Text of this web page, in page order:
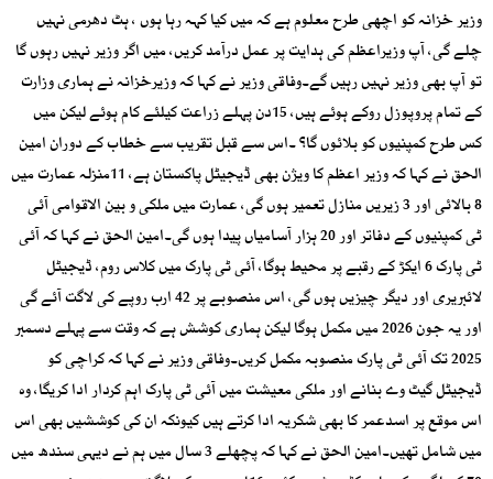
وزیر خزانہ کو اچھی طرح معلوم ہے کہ میں کیا کہہ رہا ہوں ، ہٹ دھرمی نہیں
چلے گی، آپ وزیراعظم کی ہدایت پر عمل درآمد کریں، میں اگر وزیر نہیں رہوں گا
تو آپ بھی وزیر نہیں رہیں گے۔وفاقی وزیر نے کہا کہ وزیرخزانہ نے ہماری وزارت
کے تمام پروپوزل روکے ہوئے ہیں، 15دن پہلے زراعت کیلئے کام ہوئے لیکن میں
کس طرح کمپنیوں کو بلائوں گا؟ ۔اس سے قبل تقریب سے خطاب کے دوران امین
الحق نے کہا کہ وزیر اعظم کا ویژن بھی ڈیجیٹل پاکستان ہے، 11منزلہ عمارت میں
8 بالائی اور 3 زیریں منازل تعمیر ہوں گی، عمارت میں ملکی و بین الاقوامی آئی
ٹی کمپنیوں کے دفاتر اور 20 ہزار آسامیاں پیدا ہوں گی۔امین الحق نے کہا کہ آئی
ٹی پارک 6 ایکڑ کے رقبے پر محیط ہوگا، آئی ٹی پارک میں کلاس روم، ڈیجیٹل
لائبریری اور دیگر چیزیں ہوں گی، اس منصوبے پر 42 ارب روپے کی لاگت آئے گی
اور یہ جون 2026 میں مکمل ہوگا لیکن ہماری کوشش ہے کہ وقت سے پہلے دسمبر
2025 تک آئی ٹی پارک منصوبہ مکمل کریں۔وفاقی وزیر نے کہا کہ کراچی کو
ڈیجیٹل گیٹ وے بنانے اور ملکی معیشت میں آئی ٹی پارک اہم کردار ادا کریگا، وہ
اس موقع پر اسدعمر کا بھی شکریہ ادا کرتے ہیں کیونکہ ان کی کوششیں بھی اس
میں شامل تھیں۔امین الحق نے کہا کہ پچھلے 3 سال میں ہم نے دیہی سندھ میں